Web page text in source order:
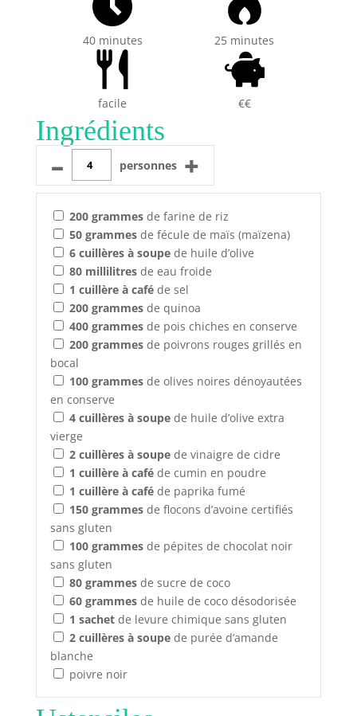
40 minutes 25 minutes
facile €€
Ingrédients
– personnes +
200 grammesde farine de riz
50 grammesde fécule de maïs (maïzena)
6 cuillères à soupede huile d’olive
80 millilitresde eau froide
1 cuillère à caféde sel
200 grammesde quinoa
400 grammesde pois chiches en conserve
200 grammesde poivrons rouges grillés en
bocal
100 grammesde olives noires dénoyautées
en conserve
4 cuillères à soupede huile d’olive extra
vierge
2 cuillères à soupede vinaigre de cidre
1 cuillère à caféde cumin en poudre
1 cuillère à caféde paprika fumé
150 grammesde flocons d’avoine certifiés
sans gluten
100 grammesde pépites de chocolat noir
sans gluten
80 grammesde sucre de coco
60 grammesde huile de coco désodorisée
1 sachetde levure chimique sans gluten
2 cuillères à soupede purée d’amande
blanche
poivre noir